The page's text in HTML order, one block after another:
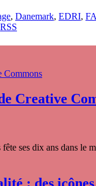
, Danemark, EDRI,
RSS
Creative
ses dix ans dans le